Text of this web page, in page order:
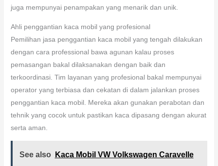
juga mempunyai penampakan yang menarik dan unik.
Ahli penggantian kaca mobil yang profesional
Pemilihan jasa penggantian kaca mobil yang tengah dilakukan
dengan cara professional bawa agunan kalau proses
pemasangan bakal dilaksanakan dengan baik dan
terkoordinasi. Tim layanan yang profesional bakal mempunyai
operator yang terbiasa dan cekatan di dalam jalankan proses
penggantian kaca mobil. Mereka akan gunakan perabotan dan
tehnik yang cocok untuk pastikan kaca dipasang dengan akurat
serta aman.
See also Kaca Mobil VW Volkswagen Caravelle